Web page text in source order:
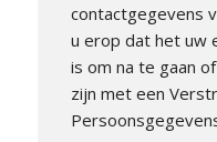
contactgegevens
u erop dat het uw
is om na te gaan
zijn met een